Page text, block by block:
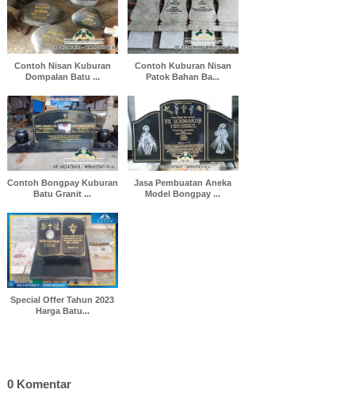
Contoh Nisan Kuburan
Dompalan Batu ...
Contoh Kuburan Nisan
Patok Bahan Ba...
Contoh Bongpay Kuburan
Batu Granit ...
Jasa Pembuatan Aneka
Model Bongpay ...
Special Offer Tahun 2023
Harga Batu...
0 Komentar